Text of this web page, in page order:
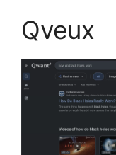
Qveux